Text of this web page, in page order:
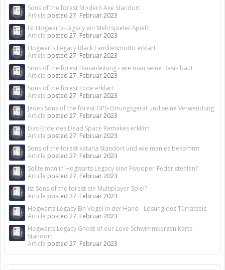
Sons of the forest Modern Axe Standort
Article posted 27. Februar 2023
Ist Hogwarts-Legacy ein Mehrspieler-Spiel?
Article posted 27. Februar 2023
Hogwarts Legacy Black Familienmotto erklärt
Article posted 27. Februar 2023
Sons of the forest Bauanleitung - wie man seine Basis baut
Article posted 27. Februar 2023
Sons of the forest Ende erklärt
Article posted 27. Februar 2023
Jedes Sons of the forest GPS-Ortungsgerät und seine Verwendung
Article posted 27. Februar 2023
Das Ende des Dead Space Remakes erklärt
Article posted 27. Februar 2023
Sons of the forest katana Standort und wie man es bekommt
Article posted 27. Februar 2023
Sollte man in Hogwarts Legacy eine Fwooper-Feder stehlen?
Article posted 27. Februar 2023
Ist Sons of the forest ein Multiplayer-Spiel?
Article posted 27. Februar 2023
Hogwarts Legacy Ein Vogel in der Hand - Lösung des Türrätsels
Article posted 27. Februar 2023
Hogwarts Legacy Ghost of our Love Schwimmkerzen Karte
Standort
Article posted 27. Februar 2023